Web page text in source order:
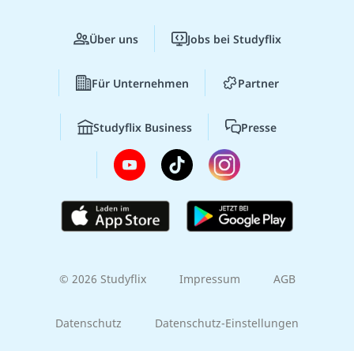
Über uns Jobs bei Studyflix
Für Unternehmen Partner
Studyflix Business Presse
© 2026 Studyflix Impressum AGB
Datenschutz Datenschutz-Einstellungen